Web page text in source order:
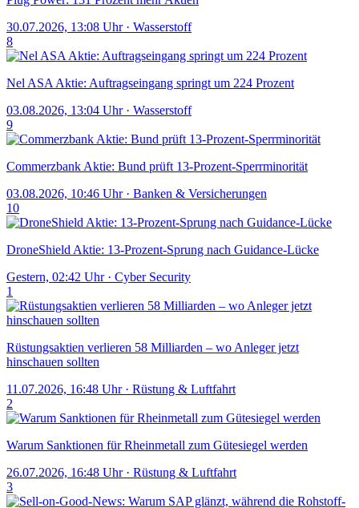
30.07.2026, 13:08 Uhr · Wasserstoff
8
Nel ASA Aktie: Auftragseingang springt um 224 Prozent
03.08.2026, 13:04 Uhr · Wasserstoff
9
Commerzbank Aktie: Bund prüft 13-Prozent-Sperrminorität
03.08.2026, 10:46 Uhr · Banken & Versicherungen
10
DroneShield Aktie: 13-Prozent-Sprung nach Guidance-Lücke
Gestern, 02:42 Uhr · Cyber Security
1
Rüstungsaktien verlieren 58 Milliarden – wo Anleger jetzt
hinschauen sollten
11.07.2026, 16:48 Uhr · Rüstung & Luftfahrt
2
Warum Sanktionen für Rheinmetall zum Gütesiegel werden
26.07.2026, 16:48 Uhr · Rüstung & Luftfahrt
3